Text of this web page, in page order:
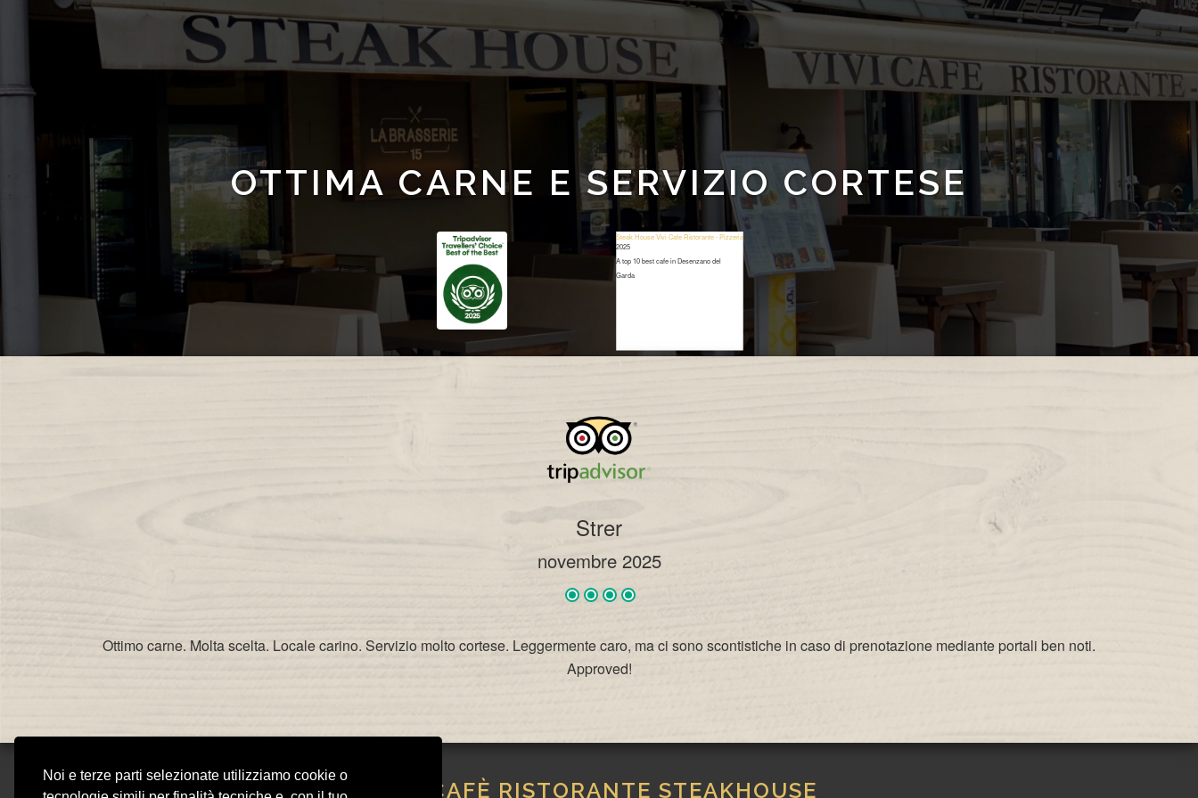
Noi e terze parti selezionate utilizziamo cookie o
​OTTIMA CARNE E SERVIZIO CORTESE
Steak House Vivi Cafe Ristorante - Pizzeria
2025
A top 10 best cafe in Desenzano del
Garda
Strer
novembre 2025
Ottimo carne. Molta scelta. Locale carino. Servizio molto cortese. Leggermente caro, ma ci sono scontistiche in caso di prenotazione mediante portali ben noti.
Approved!
VIVICAFÈ RISTORANTE STEAKHOUSE